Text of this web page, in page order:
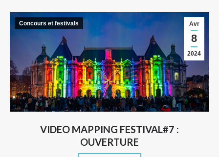
VIDEO MAPPING FESTIVAL#7 :
OUVERTURE
Avr
8
2024
Concours et festivals